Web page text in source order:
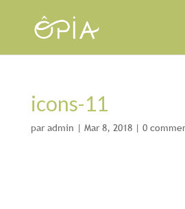
icons-11
paradmin | Mar 8, 2018| 0